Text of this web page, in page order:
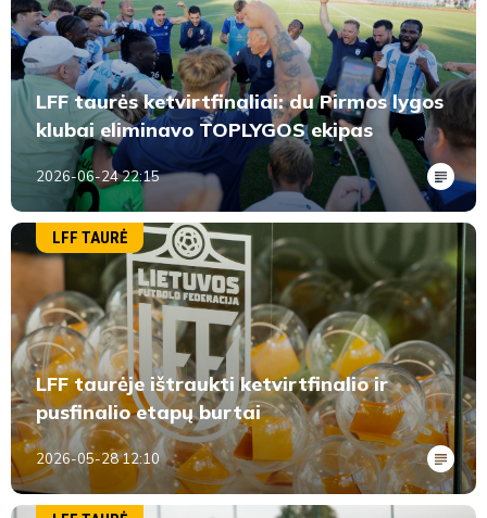
LFF taurės ketvirtfinaliai: du Pirmos lygos
klubai eliminavo TOPLYGOS ekipas
2026-06-24 22:15
LFF TAURĖ
LFF taurėje ištraukti ketvirtfinalio ir
pusfinalio etapų burtai
2026-05-28 12:10